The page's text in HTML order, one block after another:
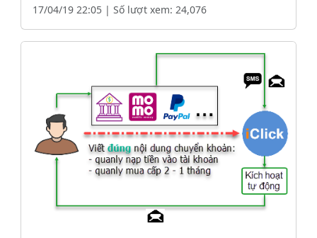
17/04/19 22:05 | Số lượt xem: 24,076